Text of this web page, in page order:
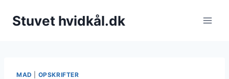
Stuvet hvidkål.dk
MAD OPSKRIFTER